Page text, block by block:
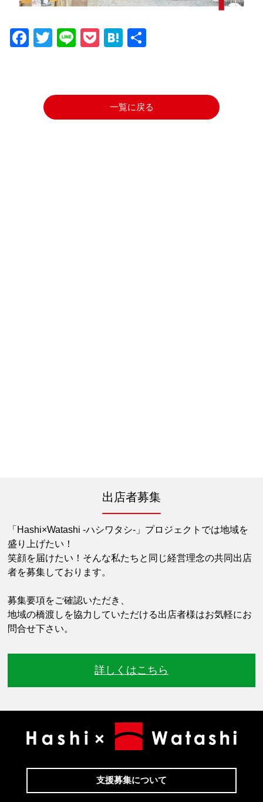
Facebook
Twitter
LinePocketHatena
一覧に戻る
出店者募集
「Hashi×Watashi -ハシワタシ-」プロジェクトでは地域を
盛り上げたい！
笑顔を届けたい！そんな私たちと同じ経営理念の共同出店
者を募集しております。
募集要項をご確認いただき、
地域の橋渡しを協力していただける出店者様はお気軽にお
問合せ下さい。
詳しくはこちら
支援募集について